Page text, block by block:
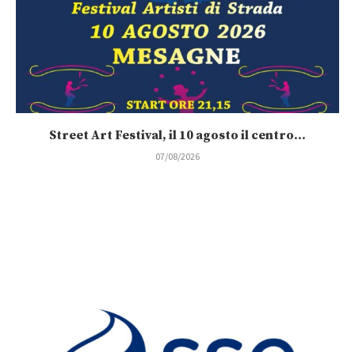
Street Art Festival, il 10 agosto il centro...
07/08/2026